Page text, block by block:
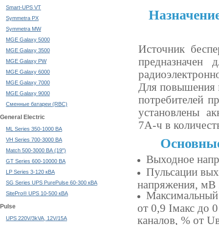
Smart-UPS VT
Symmetra PX
Symmetra MW
MGE Galaxy 5000
MGE Galaxy 3500
MGE Galaxy PW
MGE Galaxy 6000
MGE Galaxy 7000
MGE Galaxy 9000
Сменные батареи (RBC)
General Electric
ML Series 350-1000 ВА
VH Series 700-3000 ВА
Match 500-3000 ВА (19")
GT Series 600-10000 ВА
LP Series 3-120 кВА
SG Series UPS PurePulse 60-300 кВА
SitePro® UPS 10-500 кВА
Pulse
UPS 220V/3kVA, 12V/15A
Источник
предназначен
Для повышения
потребителей
установлены
7А-ч в
Выходное
Пульсации
напряжения, мВ
Максимальный
от 0,9 Iмакс до
каналов, % от